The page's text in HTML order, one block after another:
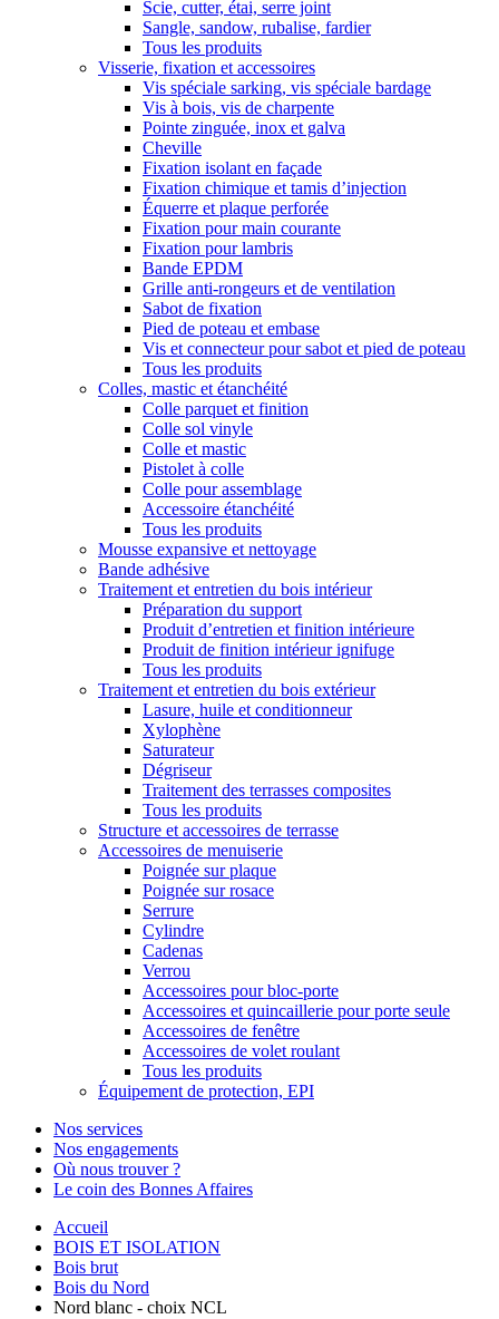
Scie, cutter, étai, serre joint
Sangle, sandow, rubalise, fardier
Tous les produits
Visserie, fixation et accessoires
Vis spéciale sarking, vis spéciale bardage
Vis à bois, vis de charpente
Pointe zinguée, inox et galva
Cheville
Fixation isolant en façade
Fixation chimique et tamis d’injection
Équerre et plaque perforée
Fixation pour main courante
Fixation pour lambris
Bande EPDM
Grille anti-rongeurs et de ventilation
Sabot de fixation
Pied de poteau et embase
Vis et connecteur pour sabot et pied de poteau
Tous les produits
Colles, mastic et étanchéité
Colle parquet et finition
Colle sol vinyle
Colle et mastic
Pistolet à colle
Colle pour assemblage
Accessoire étanchéité
Tous les produits
Mousse expansive et nettoyage
Bande adhésive
Traitement et entretien du bois intérieur
Préparation du support
Produit d’entretien et finition intérieure
Produit de finition intérieur ignifuge
Tous les produits
Traitement et entretien du bois extérieur
Lasure, huile et conditionneur
Xylophène
Saturateur
Dégriseur
Traitement des terrasses composites
Tous les produits
Structure et accessoires de terrasse
Accessoires de menuiserie
Poignée sur plaque
Poignée sur rosace
Serrure
Cylindre
Cadenas
Verrou
Accessoires pour bloc-porte
Accessoires et quincaillerie pour porte seule
Accessoires de fenêtre
Accessoires de volet roulant
Tous les produits
Équipement de protection, EPI
Nos services
Nos engagements
Où nous trouver ?
Le coin des Bonnes Affaires
Accueil
BOIS ET ISOLATION
Bois brut
Bois du Nord
Nord blanc - choix NCL